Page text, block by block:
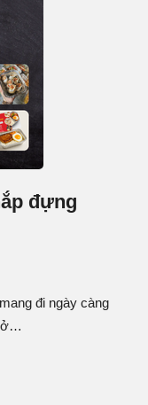
đựng
đi ngày càng